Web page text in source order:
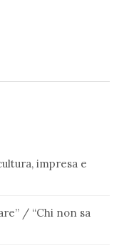
impresa e
/ “Chi non sa